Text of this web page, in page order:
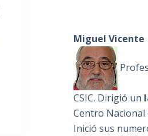
Miguel Vicente
CSIC. Dirigió un
Centro Nacional
Inició sus